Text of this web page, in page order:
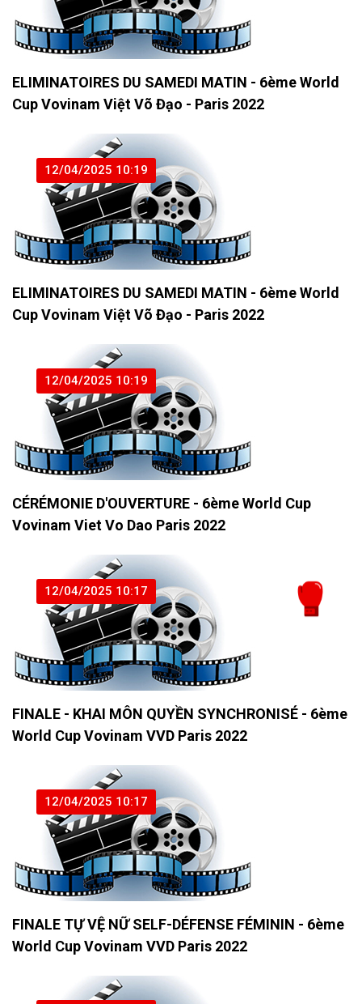
ELIMINATOIRES DU SAMEDI MATIN - 6ème World
Cup Vovinam Việt Võ Đạo - Paris 2022
12/04/2025 10:19
ELIMINATOIRES DU SAMEDI MATIN - 6ème World
Cup Vovinam Việt Võ Đạo - Paris 2022
12/04/2025 10:19
CÉRÉMONIE D'OUVERTURE - 6ème World Cup
Vovinam Viet Vo Dao Paris 2022
12/04/2025 10:17
FINALE - KHAI MÔN QUYỀN SYNCHRONISÉ - 6ème
World Cup Vovinam VVD Paris 2022
12/04/2025 10:17
FINALE TỰ VỆ NỮ SELF-DÉFENSE FÉMININ - 6ème
World Cup Vovinam VVD Paris 2022